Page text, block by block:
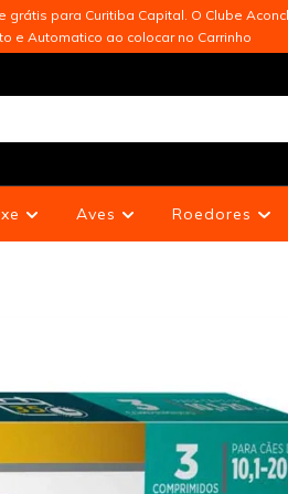
grátis para Curitiba Capital. O Clube
e Automatico ao colocar no Carrinho
Aves Roedores